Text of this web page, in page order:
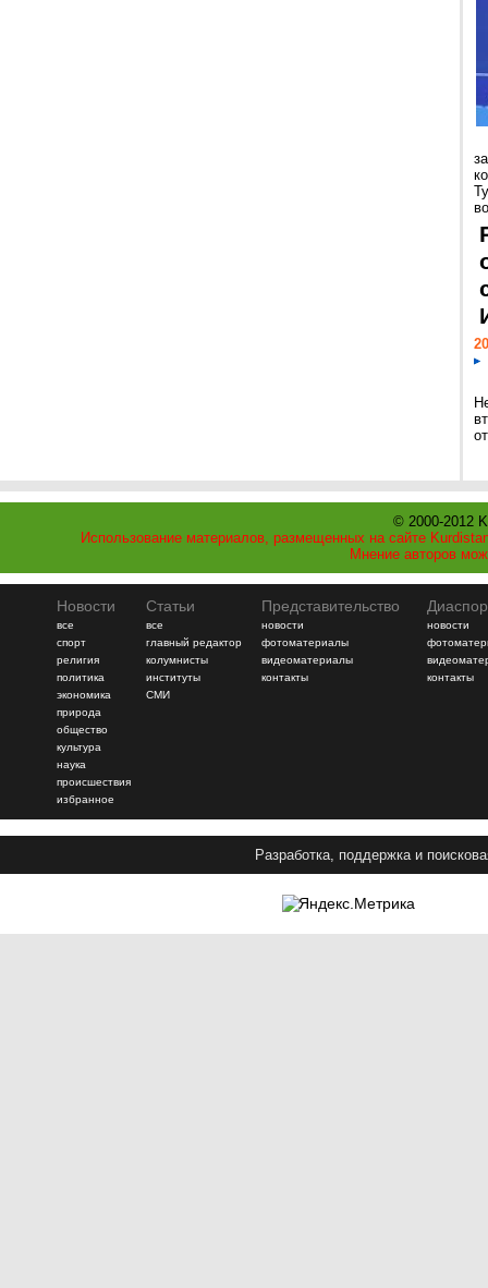
© 2000-2012
Использование материалов, размещенных на сайте
Мнение авторов
Новости
все
спорт
религия
политика
экономика
природа
общество
культура
наука
происшествия
избранное
Статьи
все
главный редактор
колумнисты
институты
СМИ
Представительство
новости
фотоматериалы
видеоматериалы
контакты
новости
контакты
Разработка, поддержка и